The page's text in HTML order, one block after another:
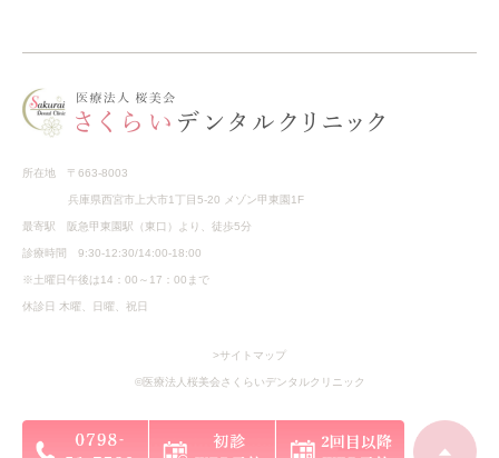
所在地 〒663-8003
兵庫県西宮市上大市1丁目5-20 メゾン甲東園1F
最寄駅 阪急甲東園駅（東口）より、徒歩5分
診療時間 9:30-12:30/14:00-18:00
※土曜日午後は14：00～17：00まで
休診日 木曜、日曜、祝日
>サイトマップ
©医療法人桜美会さくらいデンタルクリニック